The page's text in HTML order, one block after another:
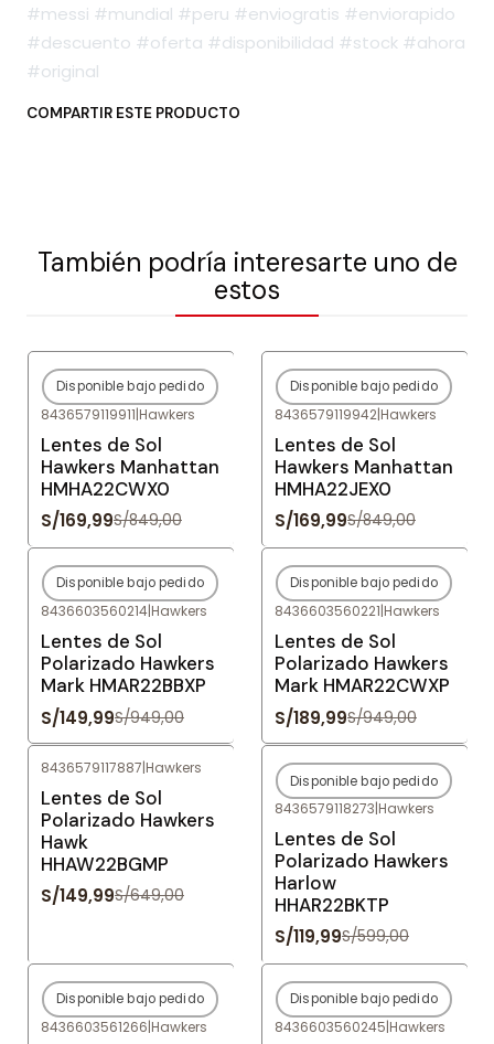
#messi #mundial #peru #enviogratis #enviorapido
#descuento #oferta #disponibilidad #stock #ahora
#original
COMPARTIR ESTE PRODUCTO
También podría interesarte uno de
estos
-80%OFF
Agotado
Disponible bajo pedido
8436579119911|Hawkers
Lentes de Sol
Hawkers Manhattan
HMHA22CWX0
S/169,99S/849,00
-80%OFF
Agotado
Disponible bajo pedido
8436579119942|Hawkers
Lentes de Sol
Hawkers Manhattan
HMHA22JEX0
S/169,99S/849,00
-84%OFF
Agotado
Disponible bajo pedido
8436603560214|Hawkers
Lentes de Sol
Polarizado Hawkers
Mark HMAR22BBXP
S/149,99S/949,00
-80%OFF
Agotado
Disponible bajo pedido
8436603560221|Hawkers
Lentes de Sol
Polarizado Hawkers
Mark HMAR22CWXP
S/189,99S/949,00
8436579117887|Hawkers
Lentes de Sol
Polarizado Hawkers
Hawk
HHAW22BGMP
S/149,99S/649,00
-80%OFF
Agotado
Disponible bajo pedido
8436579118273|Hawkers
Lentes de Sol
Polarizado Hawkers
Harlow
HHAR22BKTP
S/119,99S/599,00
-80%OFF
Agotado
Disponible bajo pedido
8436603561266|Hawkers
-80%OFF
Agotado
Disponible bajo pedido
8436603560245|Hawkers